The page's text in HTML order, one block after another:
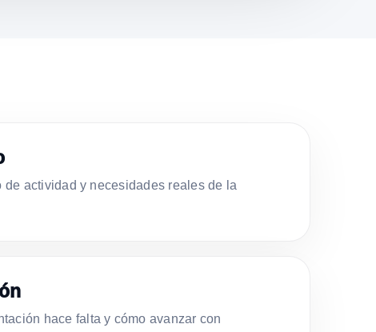
de actividad y necesidades reales de la
hace falta y cómo avanzar con